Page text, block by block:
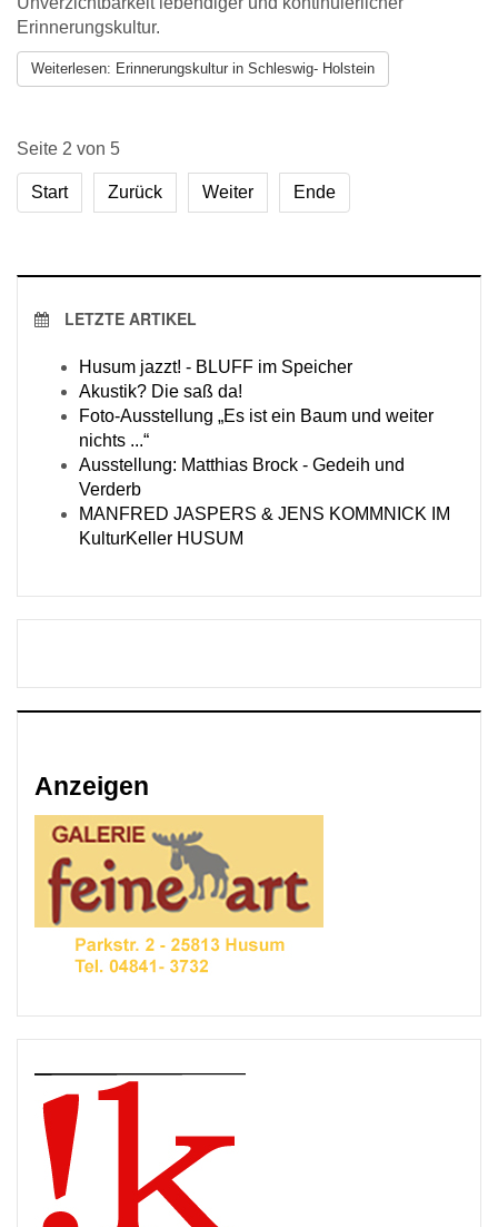
Erinnerungskultur.
Weiterlesen: Erinnerungskultur in Schleswig- Holstein
Seite 2 von 5
Start Zurück Weiter Ende
LETZTE ARTIKEL
Husum jazzt! - BLUFF im Speicher
Akustik? Die saß da!
Foto-Ausstellung „Es ist ein Baum und weiter
nichts ...“
Ausstellung: Matthias Brock - Gedeih und
Verderb
MANFRED JASPERS & JENS KOMMNICK IM
KulturKeller HUSUM
Anzeigen